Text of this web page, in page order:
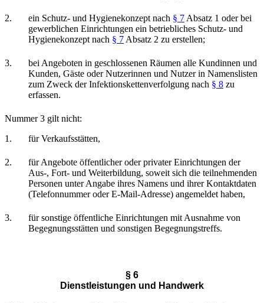
2. ein Schutz- und Hygienekonzept nach § 7 Absatz 1 oder bei
gewerblichen Einrichtungen ein betriebliches Schutz- und
Hygienekonzept nach § 7 Absatz 2 zu erstellen;
3.
bei Angeboten in geschlossenen Räumen alle Kundinnen und
Kunden, Gäste oder Nutzerinnen und Nutzer in Namenslisten
zum Zweck der Infektionskettenverfolgung nach § 8 zu
erfassen.
Nummer 3 gilt nicht:
1.
für Verkaufsstätten,
2.
für Angebote öffentlicher oder privater Einrichtungen der
Aus-, Fort- und Weiterbildung, soweit sich die teilnehmenden
Personen unter Angabe ihres Namens und ihrer Kontaktdaten
(Telefonnummer oder E-Mail-Adresse) angemeldet haben,
3.
für sonstige öffentliche Einrichtungen mit Ausnahme von
Begegnungsstätten und sonstigen Begegnungstreffs.
§ 6
Dienstleistungen und Handwerk